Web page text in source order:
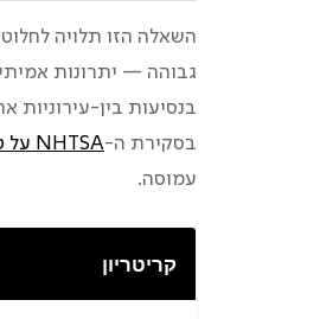
גבוהה — יתרונות
בנסיעות בין-
בסקירת ה-NHTSA על טכנולוגיות בלימה אקטיבית
עמוסה.
קריטריון